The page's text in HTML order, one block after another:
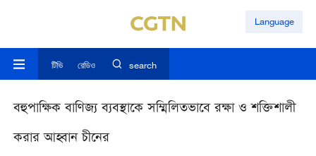
Language
টিভি রেডিও search
বহুপাক্ষিক বাণিজ্য ব্যবস্থাকে সম্মিলিতভাবে রক্ষা ও শক্তিশালী
করার আহ্বান চীনের